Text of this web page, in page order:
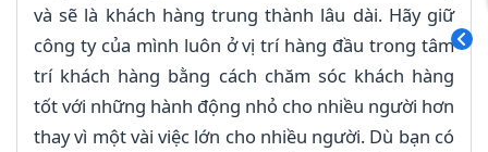
và sẽ là khách hàng trung thành lâu dài. Hãy giữ
công ty của mình luôn ở vị trí hàng đầu trong tâm
trí khách hàng bằng cách chăm sóc khách hàng
tốt với những hành động nhỏ cho nhiều người hơn
thay vì một vài việc lớn cho nhiều người. Dù bạn có